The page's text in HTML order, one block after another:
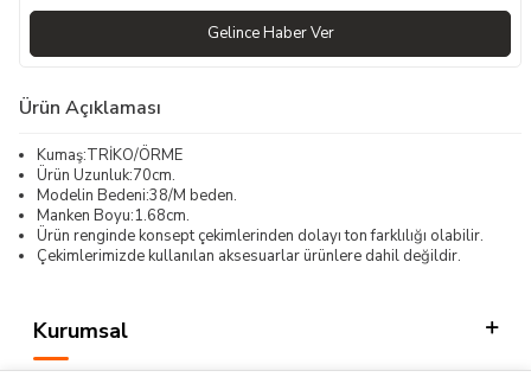
Gelince Haber Ver
Ürün Açıklaması
Kumaş:TRİKO/ÖRME
Ürün Uzunluk:70cm.
Modelin Bedeni:38/M beden.
Manken Boyu:1.68cm.
Ürün renginde konsept çekimlerinden dolayı ton farklılığı olabilir.
Çekimlerimizde kullanılan aksesuarlar ürünlere dahil değildir.
Kurumsal